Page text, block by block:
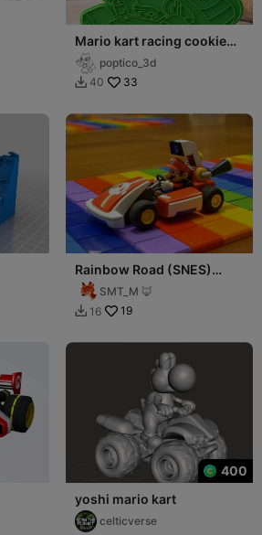
Mario kart racing cookie
cutterpoptico_3d
 40 33
Rainbow Road (SNES)
Race Track for Mario Kart
Live SMT_M 🦊
 16 19
400
yoshi mario kart
celticverse